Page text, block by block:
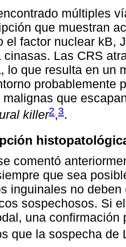
múltiples
que muestran
el factor nuclear kB,
cinasas. Las CRS
lo que resulta en un
probablemente
malignas que
killer2,3.
comentó
que sea
inguinales no
sospechosos. Si
una
que la sospecha de